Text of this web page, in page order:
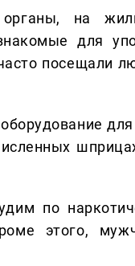
органы, на
для
посещали
по
этого,